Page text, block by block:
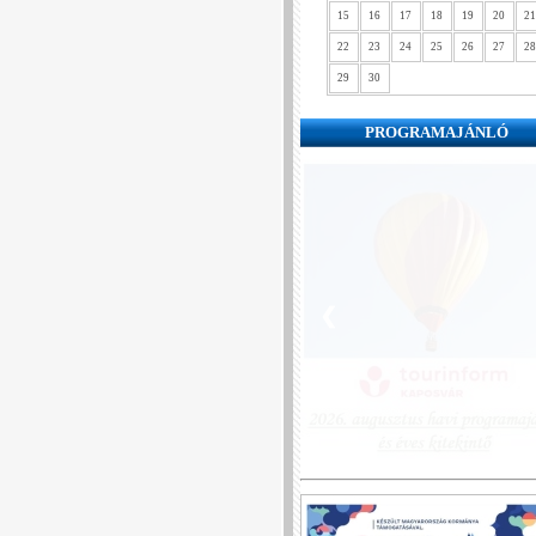
15 16 17 18 19 20 21
22 23 24 25 26 27 28
29 30
PROGRAMAJÁNLÓ